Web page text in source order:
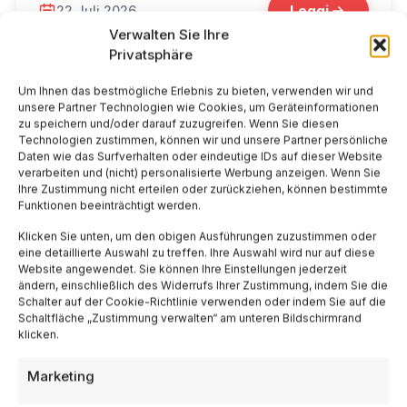
Verwalten Sie Ihre
Privatsphäre
Um Ihnen das bestmögliche Erlebnis zu bieten, verwenden wir und
unsere Partner Technologien wie Cookies, um Geräteinformationen
zu speichern und/oder darauf zuzugreifen. Wenn Sie diesen
Technologien zustimmen, können wir und unsere Partner persönliche
Daten wie das Surfverhalten oder eindeutige IDs auf dieser Website
verarbeiten und (nicht) personalisierte Werbung anzeigen. Wenn Sie
Ihre Zustimmung nicht erteilen oder zurückziehen, können bestimmte
Funktionen beeinträchtigt werden.
Klicken Sie unten, um den obigen Ausführungen zuzustimmen oder
eine detaillierte Auswahl zu treffen. Ihre Auswahl wird nur auf diese
Website angewendet. Sie können Ihre Einstellungen jederzeit
ändern, einschließlich des Widerrufs Ihrer Zustimmung, indem Sie die
Schalter auf der Cookie-Richtlinie verwenden oder indem Sie auf die
Schaltfläche „Zustimmung verwalten“ am unteren Bildschirmrand
klicken.
Marketing
22 Juli 2026 Leggi
📁 Cosa Mangiare
Aperitivo a Milano: i quartieri e i locali da